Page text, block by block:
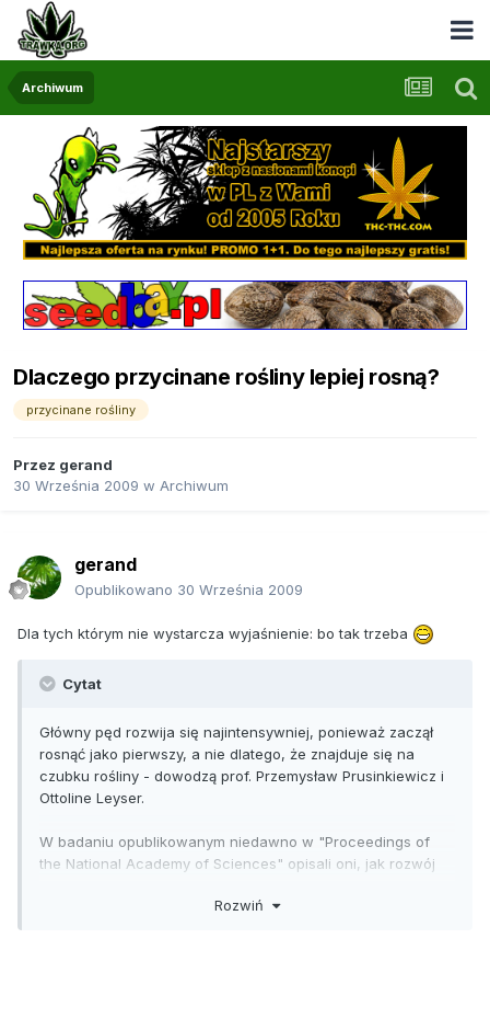
Archiwum
Dlaczego przycinane rośliny lepiej rosną?
przycinane rośliny
Przez gerand
30 Września 2009 w Archiwum
gerand
Opublikowano 30 Września 2009
Dla tych którym nie wystarcza wyjaśnienie: bo tak trzeba
Cytat
Główny pęd rozwija się najintensywniej, ponieważ zaczął
rosnąć jako pierwszy, a nie dlatego, że znajduje się na
czubku rośliny - dowodzą prof. Przemysław Prusinkiewicz i
Ottoline Leyser.
W badaniu opublikowanym niedawno w "Proceedings of
the National Academy of Sciences" opisali oni, jak rozwój
pozostałych. Już od lat 30. biolodzy wiedzieli, że ważną rolę
Rozwiń